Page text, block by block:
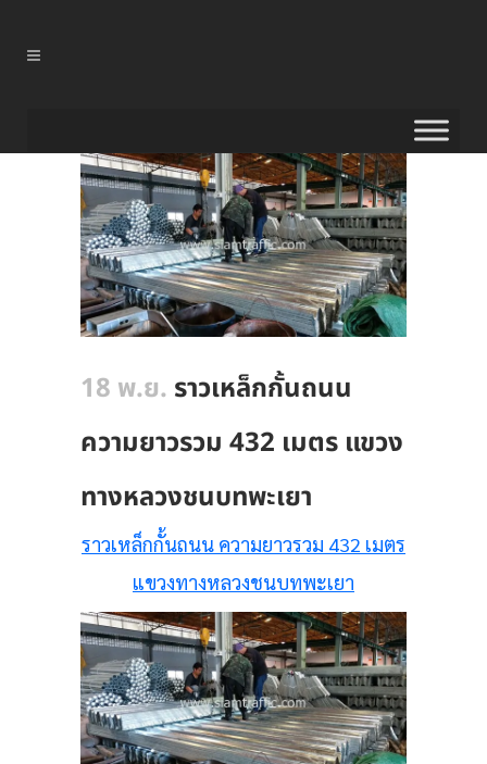
18 พ.ย. ราวเหล็กกั้นถนน
ความยาวรวม 432 เมตร แขวง
ทางหลวงชนบทพะเยา
ราวเหล็กกั้นถนน ความยาวรวม 432 เมตร
แขวงทางหลวงชนบทพะเยา